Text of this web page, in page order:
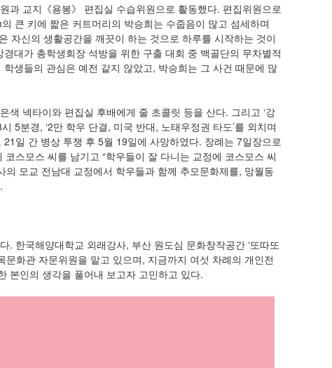
과 교지《용봉》 편집실 수습위원으로 활동했다. 편집위원으로
큰 키에 짧은 커트머리의 박승희는 수줍음이 많고 섬세하며
자신의 생활공간을 깨끗이 하는 것으로 하루를 시작하는 것이
대가 총학생회장 석방을 위한 구출 대회 중 백골단의 무차별적
생들의 관심은 예전 같지 않았고, 박승희는 그 사건 때문에 많
넥타이와 편집실 후배에게 줄 초콜릿 등을 산다. 그리고 ‘강
5분경, ‘2만 학우 단결, 미국 반대, 노태우정권 타도’를 외치며
일 간 병상 투쟁 후 5월 19일에 사망하였다. 장례는 7일장으로
스모스 씨를 남기고 “학우들이 잘 다니는 교정에 코스모스 씨
모교 전남대 교정에서 학우들과 함께 추모문화제를, 망월동
한국해양대학교 외래강사, 부산 원도심 문화창작공간 ‘또따또
화관 자문위원을 맡고 있으며, 지금까지 여섯 차례의 개인전
본인의 생각을 풀어내 보고자 고민하고 있다.